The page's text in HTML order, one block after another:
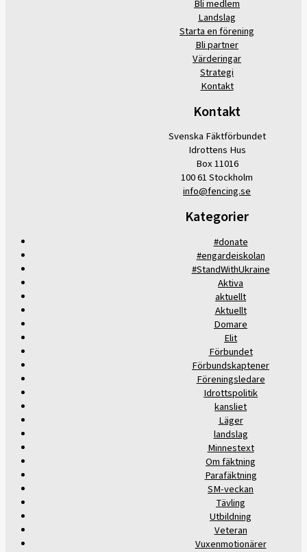
Bli medlem
Landslag
Starta en förening
Bli partner
Värderingar
Strategi
Kontakt
Kontakt
Svenska Fäktförbundet
Idrottens Hus
Box 11016
100 61 Stockholm
info@fencing.se
Kategorier
#donate
#engardeiskolan
#StandWithUkraine
Aktiva
aktuellt
Aktuellt
Domare
Elit
Förbundet
Förbundskaptener
Föreningsledare
Idrottspolitik
kansliet
Läger
landslag
Minnestext
Om fäktning
Parafäktning
SM-veckan
Tävling
Utbildning
Veteran
Vuxenmotionärer